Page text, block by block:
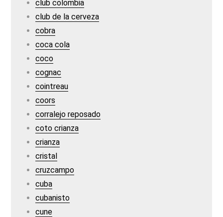
club colombia
club de la cerveza
cobra
coca cola
coco
cognac
cointreau
coors
corralejo reposado
coto crianza
crianza
cristal
cruzcampo
cuba
cubanisto
cune